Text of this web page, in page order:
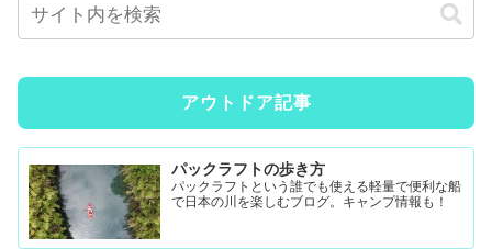
アウトドア記事
パックラフトの歩き方
パックラフトという誰でも使える軽量で便利な船
で日本の川を楽しむブログ。キャンプ情報も！